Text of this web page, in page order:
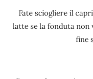
Fate sciogliere il
latte se la fonduta non
fine